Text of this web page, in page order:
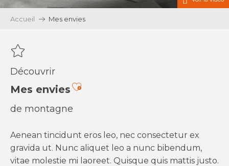
Accueil Mes envies
Découvrir
Mes enviesAjouter aux favoris
de montagne
Aenean tincidunt eros leo, nec consectetur ex
gravida ut. Nunc aliquet leo a nunc bibendum,
vitae molestie mi laoreet. Quisque quis mattis justo.